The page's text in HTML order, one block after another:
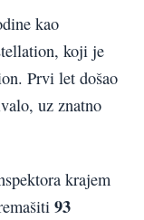
kao
koji je
Prvi let došao
uz znatno
krajem
93